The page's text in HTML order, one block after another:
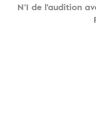
N°1 de l'audition